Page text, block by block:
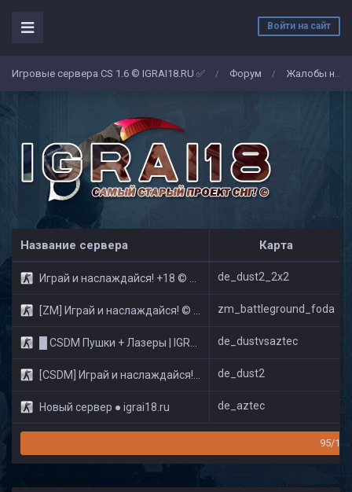
Войти на сайт
Игровые сервера CS 1.6 © IGRAI18.RU ✅ / Форум / Жалобы на админов/игроков
Название сервера Карта
Играй и наслаждайся! +18 © Public de_dust2_2x2
[ZM] Играй и наслаждайся! © Zombie Show zm_battleground_foda
█ CSDM Пушки + Лазеры | IGRAI18.RU ツ █ de_dustvsaztec
[CSDM] Играй и наслаждайся! © Classic de_dust2
Новый сервер ● igrai18.ru de_aztec
95/160